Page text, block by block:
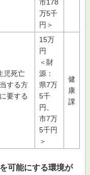
市178
万5千
円＞
児死亡
する方
要する
15万
円
＜財
源：
県7万
5千
円、
市7万
5千円
＞
健
康
課
可能にする環境が